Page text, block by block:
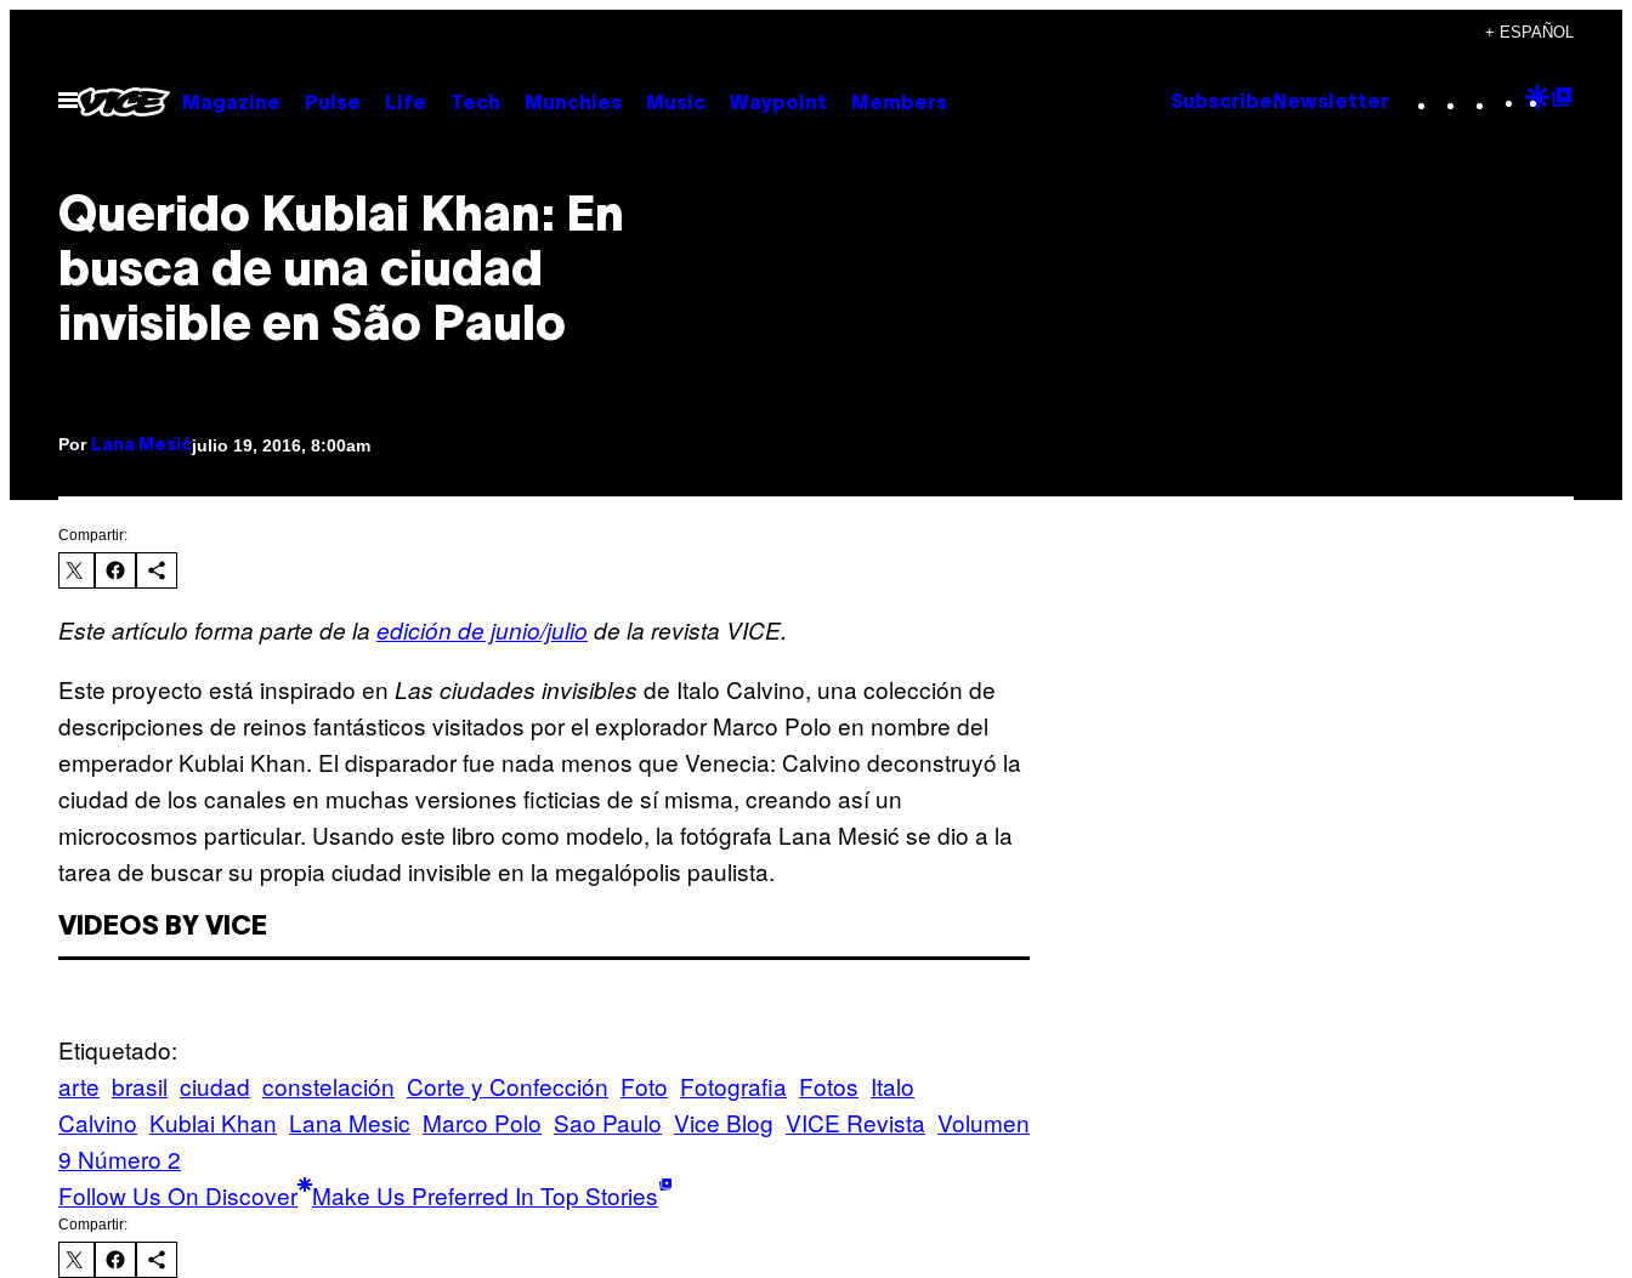
contenido
+ ESPAÑOL
Abrir
Menú
Magazine Pulse Life Tech Munchies Music Waypoint Members Subscribe Newsletter Instagram
TikTok
YouTube
Google
Querido Kublai Khan: En
busca de una ciudad
invisible en São Paulo
Por Lana Mesićjulio 19, 2016, 8:00am
Compartir:
Este artículo forma parte de la edición de junio/julio de la revista VICE.
Este proyecto está inspirado en Las ciudades invisibles de Italo Calvino, una colección de
descripciones de reinos fantásticos visitados por el explorador Marco Polo en nombre del
emperador Kublai Khan. El disparador fue nada menos que Venecia: Calvino deconstruyó la
ciudad de los canales en muchas versiones ficticias de sí misma, creando así un
microcosmos particular. Usando este libro como modelo, la fotógrafa Lana Mesić se dio a la
tarea de buscar su propia ciudad invisible en la megalópolis paulista.
VIDEOS BY VICE
Etiquetado:
arte brasil ciudad constelación Corte y Confección Foto Fotografia Fotos Italo
Calvino Kublai Khan Lana Mesic Marco Polo Sao Paulo Vice Blog VICE Revista Volumen
9 Número 2
Follow Us On Discover Make Us Preferred In Top Stories
Compartir: